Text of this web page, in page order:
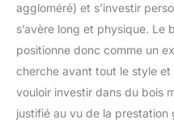
aggloméré) et s’investir
s’avère long et physique. Le
positionne donc comme un
cherche avant tout le style
vouloir investir dans du bois
justifié au vu de la